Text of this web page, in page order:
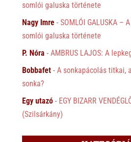
somlói galuska története
Nagy Imre- SOMLÓI GALUSKA –
somlói galuska története
P. Nóra - AMBRUS LAJOS: A
Bobbafet- A sonkapácolás titkai,
sonka?
Egy utazó- EGY BIZARR
(Szilsárkány)